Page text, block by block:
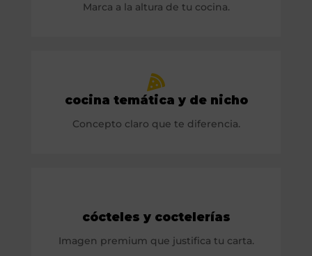
Marca a la altura de tu cocina.
cocina temática y de nicho
Concepto claro que te diferencia.
cócteles y coctelerías
Imagen premium que justifica tu carta.